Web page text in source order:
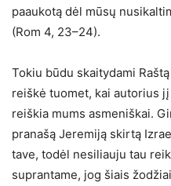
paaukotą dėl mūsų
(Rom 4, 23–24).
Tokiu būdu skaitydami
reiškė tuomet, kai autorius
reiškia mums asmeniškai.
pranašą Jeremiją skirtą
tave, todėl nesiliauju tau
suprantame, jog šiais